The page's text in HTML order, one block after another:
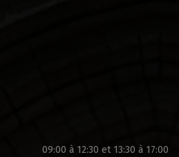
09:00 à 12:30 et 13:30 à 17:00